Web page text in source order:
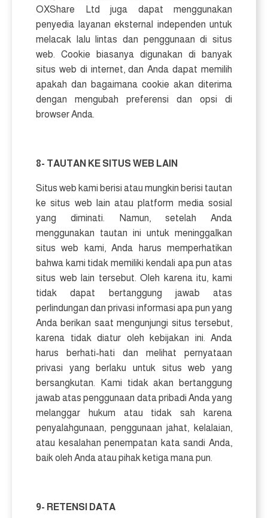
OXShare Ltd juga dapat menggunakan
penyedia layanan eksternal independen untuk
melacak lalu lintas dan penggunaan di situs
web. Cookie biasanya digunakan di banyak
situs web di internet, dan Anda dapat memilih
apakah dan bagaimana cookie akan diterima
dengan mengubah preferensi dan opsi di
browser Anda.
8- TAUTAN KE SITUS WEB LAIN
Situs web kami berisi atau mungkin berisi tautan
ke situs web lain atau platform media sosial
yang diminati. Namun, setelah Anda
menggunakan tautan ini untuk meninggalkan
situs web kami, Anda harus memperhatikan
bahwa kami tidak memiliki kendali apa pun atas
situs web lain tersebut. Oleh karena itu, kami
tidak dapat bertanggung jawab atas
perlindungan dan privasi informasi apa pun yang
Anda berikan saat mengunjungi situs tersebut,
karena tidak diatur oleh kebijakan ini. Anda
harus berhati-hati dan melihat pernyataan
privasi yang berlaku untuk situs web yang
bersangkutan. Kami tidak akan bertanggung
jawab atas penggunaan data pribadi Anda yang
melanggar hukum atau tidak sah karena
penyalahgunaan, penggunaan jahat, kelalaian,
atau kesalahan penempatan kata sandi Anda,
baik oleh Anda atau pihak ketiga mana pun.
9- RETENSI DATA